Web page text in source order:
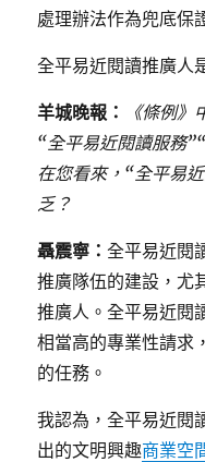
處理辦法作為兜底保
全平易近閱讀推廣人
羊城晚報：
《條例
“全平易近閱讀服務
在您看來，“全平易
乏？
聶震寧：全平易近閱
推廣隊伍的建設，尤
推廣人。全平易近閱
相當高的專業性請求
的任務。
我認為，全平易近閱
出的文明興趣商業空